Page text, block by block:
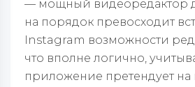
— мощный видеоредактор
на порядок превосходит
Instagram возможности
что вполне логично,
приложение претендует